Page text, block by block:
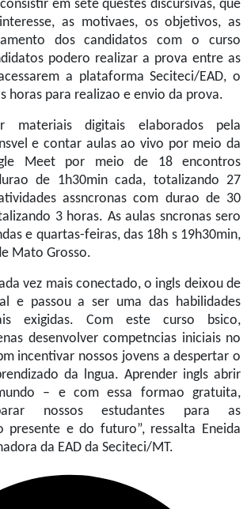
em sete questes discursivas, que
as motivaes, os objetivos, as
dos candidatos com o curso
podero realizar a prova entre as
a plataforma Seciteci/EAD, o
horas para realizao e envio da prova.
materiais digitais elaborados pela
e contar aulas ao vivo por meio da
Meet por meio de 18 encontros
de 1h30min cada, totalizando 27
assncronas com durao de 30
3 horas. As aulas sncronas sero
e quartas-feiras, das 18h s 19h30min,
Mato Grosso.
vez mais conectado, o ingls deixou de
e passou a ser uma das habilidades
exigidas. Com este curso bsico,
desenvolver competncias iniciais no
incentivar nossos jovens a despertar o
da lngua. Aprender ingls abrir
– e com essa formao gratuita,
nossos estudantes para as
presente e do futuro”, ressalta Eneida
da EAD da Seciteci/MT.